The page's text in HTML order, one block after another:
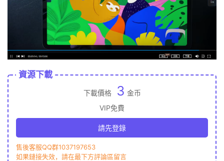
資源下載
下載價格 3 金币
VIP免費
請先登錄
售後客服QQ群1037197653
如果鏈接失效，請在最下方評論區留言